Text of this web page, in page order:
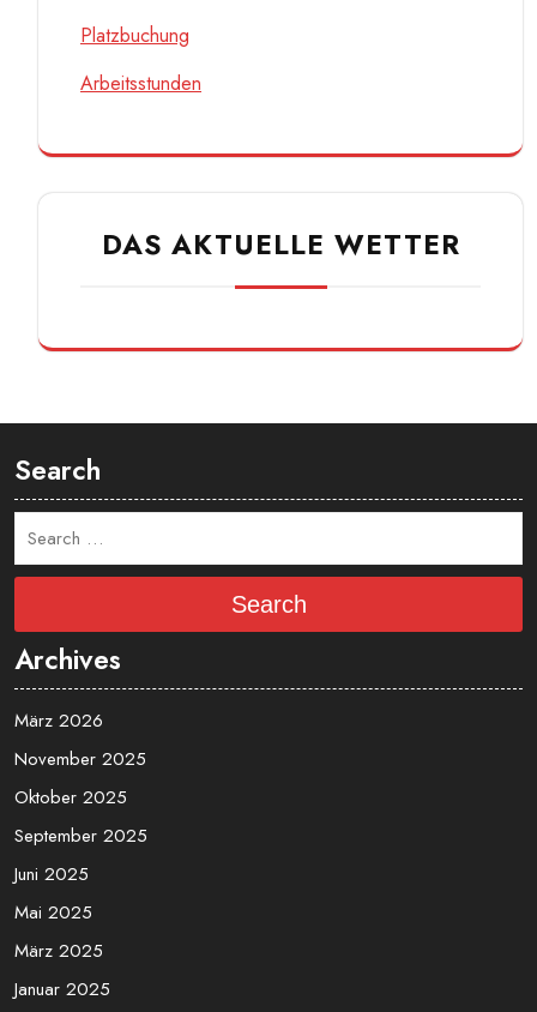
Platzbuchung
Arbeitsstunden
DAS AKTUELLE WETTER
Search
Search
Archives
März 2026
November 2025
Oktober 2025
September 2025
Juni 2025
Mai 2025
März 2025
Januar 2025